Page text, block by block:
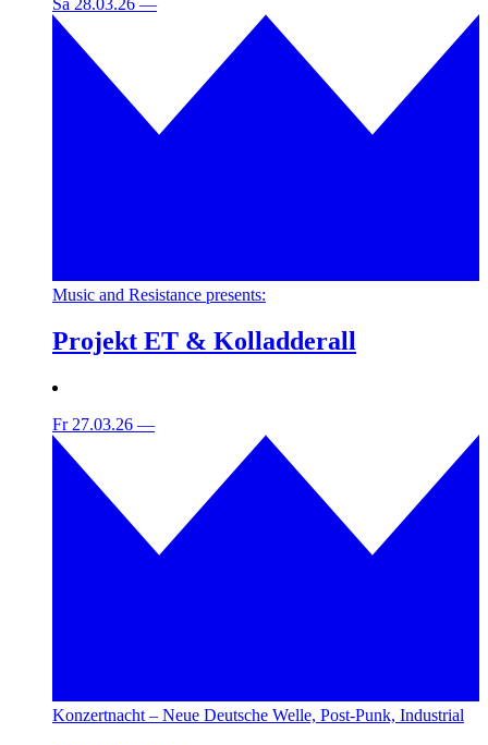
Music and Resistance presents:
Projekt ET & Kolladderall
Fr 27.03.26 —
Konzertnacht – Neue Deutsche Welle, Post-Punk, Industrial